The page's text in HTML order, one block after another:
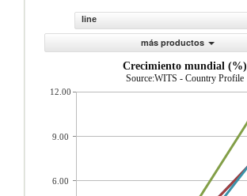
line
más productos
Crecimiento mundial (%)
Source:WITS - Country Profile
12.00
9.00
6.00